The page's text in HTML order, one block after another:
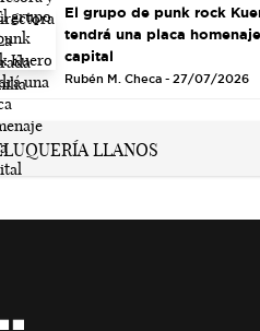
El grupo de punk rock
tendrá una placa
capital
Rubén M. Checa - 27/07/2026